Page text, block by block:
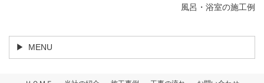
風呂・浴室の施工例
MENU